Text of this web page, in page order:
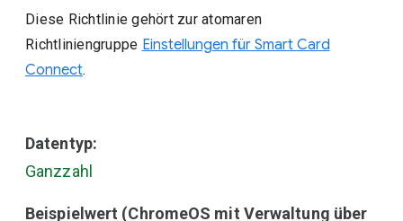
Diese Richtlinie gehört zur atomaren
Richtliniengruppe Einstellungen für Smart Card
Connect.
Datentyp:
Ganzzahl
Beispielwert (ChromeOS mit Verwaltung über